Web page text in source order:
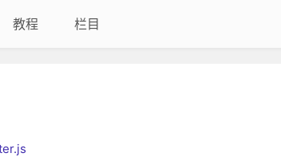
教程 栏目